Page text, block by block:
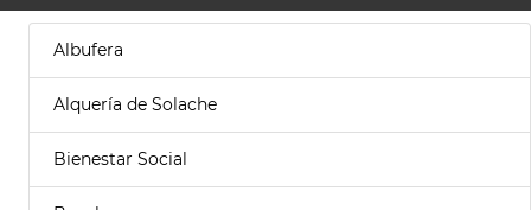
Albufera
Alquería de Solache
Bienestar Social